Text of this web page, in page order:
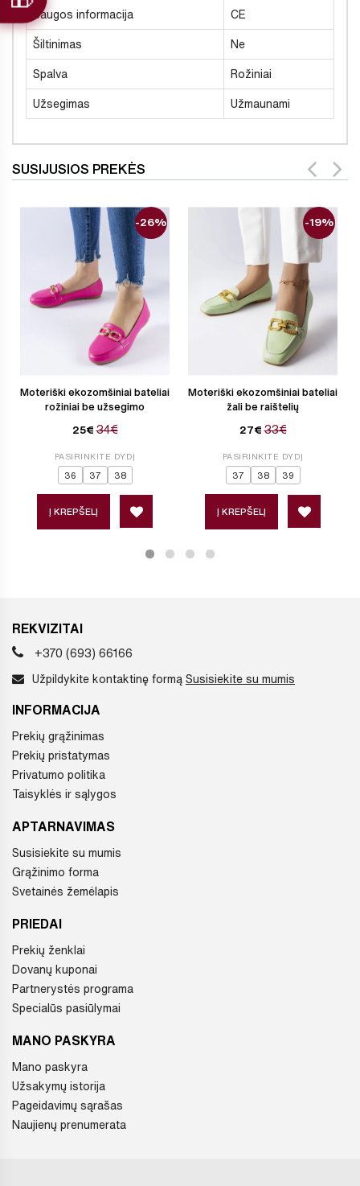
Saugos informacija CE
Šiltinimas Ne
Spalva Rožiniai
Užsegimas Užmaunami
SUSIJUSIOS PREKĖS
Moteriški ekozomšiniai bateliai
rožiniai be užsegimo
25€ 34€
-26%
PASIRINKITE DYDĮ
36 37 38
Į KREPŠELĮ
Moteriški ekozomšiniai bateliai
žali be raištelių
27€ 33€
-19%
PASIRINKITE DYDĮ
37 38 39
Į KREPŠELĮ
REKVIZITAI
+370 (693) 66166
Užpildykite kontaktinę formą Susisiekite su mumis
INFORMACIJA
Prekių grąžinimas
Prekių pristatymas
Privatumo politika
Taisyklės ir sąlygos
APTARNAVIMAS
Susisiekite su mumis
Grąžinimo forma
Svetainės žemėlapis
PRIEDAI
Prekių ženklai
Dovanų kuponai
Partnerystės programa
Specialūs pasiūlymai
MANO PASKYRA
Mano paskyra
Užsakymų istorija
Pageidavimų sąrašas
Naujienų prenumerata